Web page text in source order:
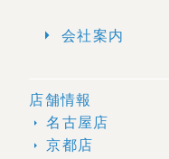
arrow_right 会社案内
店舗情報
arrow_right 名古屋店
arrow_right 京都店